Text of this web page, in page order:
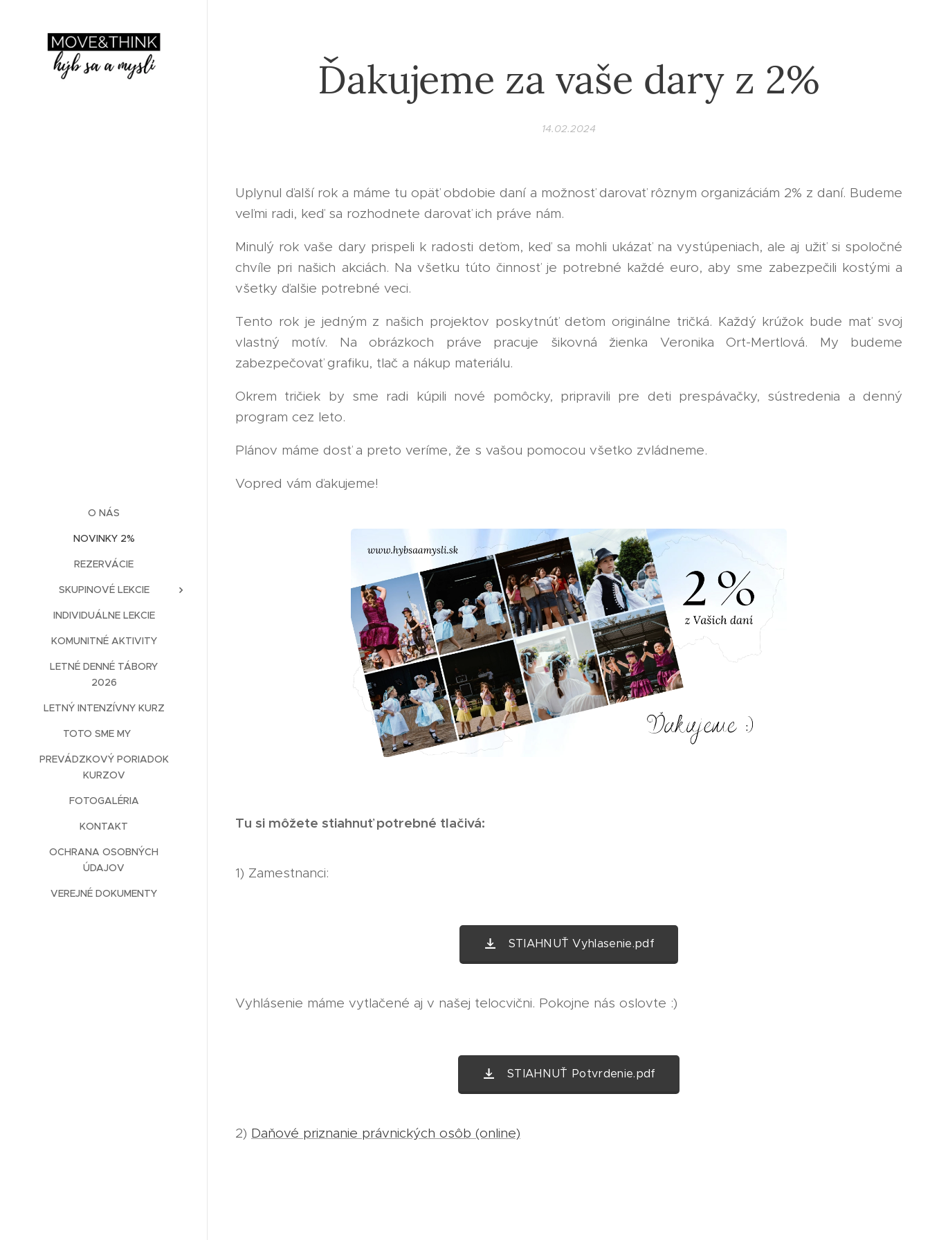
O NÁS
NOVINKY 2%
REZERVÁCIE
SKUPINOVÉ LEKCIE
INDIVIDUÁLNE LEKCIE
KOMUNITNÉ AKTIVITY
LETNÉ DENNÉ TÁBORY
2026
LETNÝ INTENZÍVNY KURZ
TOTO SME MY ❤️
PREVÁDZKOVÝ PORIADOK
KURZOV
FOTOGALÉRIA
KONTAKT
OCHRANA OSOBNÝCH
ÚDAJOV
VEREJNÉ DOKUMENTY
Ďakujeme za vaše dary z 2%
14.02.2024
Uplynul ďalší rok a máme tu opäť obdobie daní a možnosť darovať rôznym organizáciám 2% z daní. Budeme
veľmi radi, keď sa rozhodnete darovať ich práve nám.
Minulý rok vaše dary prispeli k radosti deťom, keď sa mohli ukázať na vystúpeniach, ale aj užiť si spoločné
chvíle pri našich akciách. Na všetku túto činnosť je potrebné každé euro, aby sme zabezpečili kostými a
všetky ďalšie potrebné veci.
Tento rok je jedným z našich projektov poskytnúť deťom originálne tričká. Každý krúžok bude mať svoj
vlastný motív. Na obrázkoch práve pracuje šikovná žienka Veronika Ort-Mertlová. My budeme
zabezpečovať grafiku, tlač a nákup materiálu.
Okrem tričiek by sme radi kúpili nové pomôcky, pripravili pre deti prespávačky, sústredenia a denný
program cez leto.
Plánov máme dosť a preto veríme, že s vašou pomocou všetko zvládneme.
Vopred vám ďakujeme!
Tu si môžete stiahnuť potrebné tlačivá:
1) Zamestnanci:
STIAHNUŤ Vyhlasenie.pdf
Vyhlásenie máme vytlačené aj v našej telocvični. Pokojne nás oslovte :)
STIAHNUŤ Potvrdenie.pdf
2) Daňové priznanie právnických osôb (online)